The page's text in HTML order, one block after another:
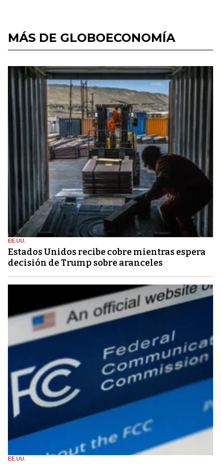
MÁS DE GLOBOECONOMÍA
EE.UU.
Estados Unidos recibe cobre mientras espera
decisión de Trump sobre aranceles
EE.UU.